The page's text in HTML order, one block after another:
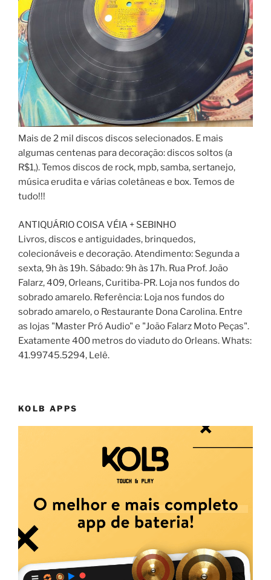
Mais de 2 mil discos discos selecionados. E mais
algumas centenas para decoração: discos soltos (a
R$1,). Temos discos de rock, mpb, samba, sertanejo,
música erudita e várias coletâneas e box. Temos de
tudo!!!
ANTIQUÁRIO COISA VÉIA + SEBINHO
Livros, discos e antiguidades, brinquedos,
colecionáveis e decoração. Atendimento: Segunda a
sexta, 9h às 19h. Sábado: 9h às 17h. Rua Prof. João
Falarz, 409, Orleans, Curitiba-PR. Loja nos fundos do
sobrado amarelo. Referência: Loja nos fundos do
sobrado amarelo, o Restaurante Dona Carolina. Entre
as lojas "Master Pró Audio" e "João Falarz Moto Peças".
Exatamente 400 metros do viaduto do Orleans. Whats:
41.99745.5294, Lelê.
KOLB APPS